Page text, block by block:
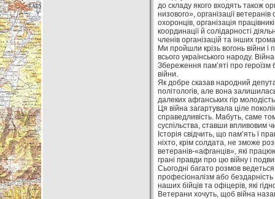
до складу якого входять також
низового», організації
охоронців, організація
координації й солідарності
членів організацій та інших
Ми пройшли крізь вогонь війни
всього українського народу.
Збереження пам’яті про героїзм
війни.
Як добре сказав народний
політологів, але вона
далеких афганських гір
Ця війна загартувала ціле
справедливість. Мабуть, саме
суспільства, ставши впливовим
Історія свідчить, що пам’ять і
ніхто, крім солдата, не зможе
ветеранів-«афганців», які
грані правди про цю війну і
Сьогодні багато розмов
професіоналізм або бездарність
наших бійців та офіцерів, які
Ветерани хочуть, щоб війна